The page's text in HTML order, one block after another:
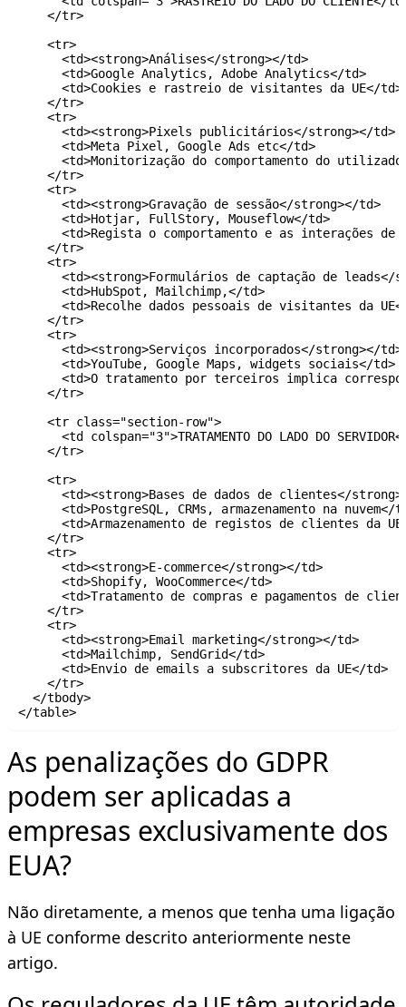
    </tr>
    <tr>
      <td><strong>Análises</strong></td>
      <td>Google Analytics, Adobe Analytics</td>
      <td>Cookies e rastreio de visitantes da UE</td>
    </tr>
    <tr>
      <td><strong>Pixels publicitários</strong></td>
      <td>Meta Pixel, Google Ads etc</td>
<td>Monitorização do comportamento do
    </tr>
    <tr>
      <td><strong>Gravação de sessão</strong></td>
      <td>Hotjar, FullStory, Mouseflow</td>
<td>Regista o comportamento e as interações de
    </tr>
    <tr>
<td><strong>Formulários de captação de leads</
      <td>HubSpot, Mailchimp,</td>
<td>Recolhe dados pessoais de visitantes da
    </tr>
    <tr>
      <td><strong>Serviços incorporados</strong></td>
      <td>YouTube, Google Maps, widgets sociais</td>
<td>O tratamento por terceiros implica
    </tr>
    <tr class="section-row">
<td colspan="3">TRATAMENTO DO LADO DO
    </tr>
    <tr>
<td><strong>Bases de dados de clientes</
<td>PostgreSQL, CRMs, armazenamento na nuvem</
<td>Armazenamento de registos de clientes da
    </tr>
    <tr>
      <td><strong>E-commerce</strong></td>
      <td>Shopify, WooCommerce</td>
<td>Tratamento de compras e pagamentos de
    </tr>
    <tr>
      <td><strong>Email marketing</strong></td>
      <td>Mailchimp, SendGrid</td>
      <td>Envio de emails a subscritores da UE</td>
    </tr>
  </tbody>
As penalizações do GDPR
podem ser aplicadas a
empresas exclusivamente dos
EUA?
Não diretamente, a menos que tenha uma ligação
à UE conforme descrito anteriormente neste
artigo.